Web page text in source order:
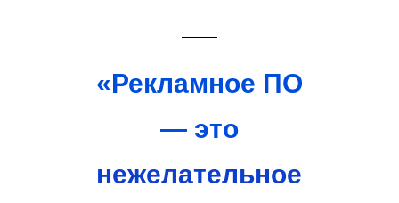
«Рекламное ПО
— это
нежелательное